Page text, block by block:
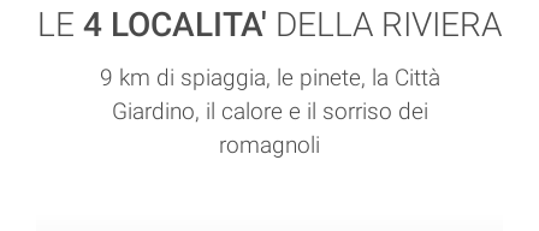
LE 4 LOCALITA' DELLA RIVIERA
9 km di spiaggia, le pinete, la Città
Giardino, il calore e il sorriso dei
romagnoli